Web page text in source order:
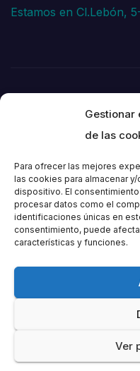
Gestionar
de las
Para ofrecer las mejores
las cookies para almacenar
dispositivo. El
procesar datos como el
identificaciones únicas en
consentimiento, puede
características y funciones.
Ver
Estamos en Cl.Lebón,